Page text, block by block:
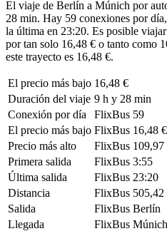
El viaje de Berlín a Múnich por
28 min. Hay 59 conexiones por
la última en 23:20. Es posible
por tan solo 16,48 € o tanto como
este trayecto es 16,48 €.
El precio más bajo 16,48 €
Duración del viaje 9 h y 28 min
Conexión por día
FlixBus 59
El precio más bajo FlixBus 16,48 €
Precio más alto
FlixBus 109,97
Primera salida
FlixBus 3:55
Última salida
FlixBus 23:20
Distancia
FlixBus 505,42
Salida
FlixBus Berlín
Llegada
FlixBus Múnich